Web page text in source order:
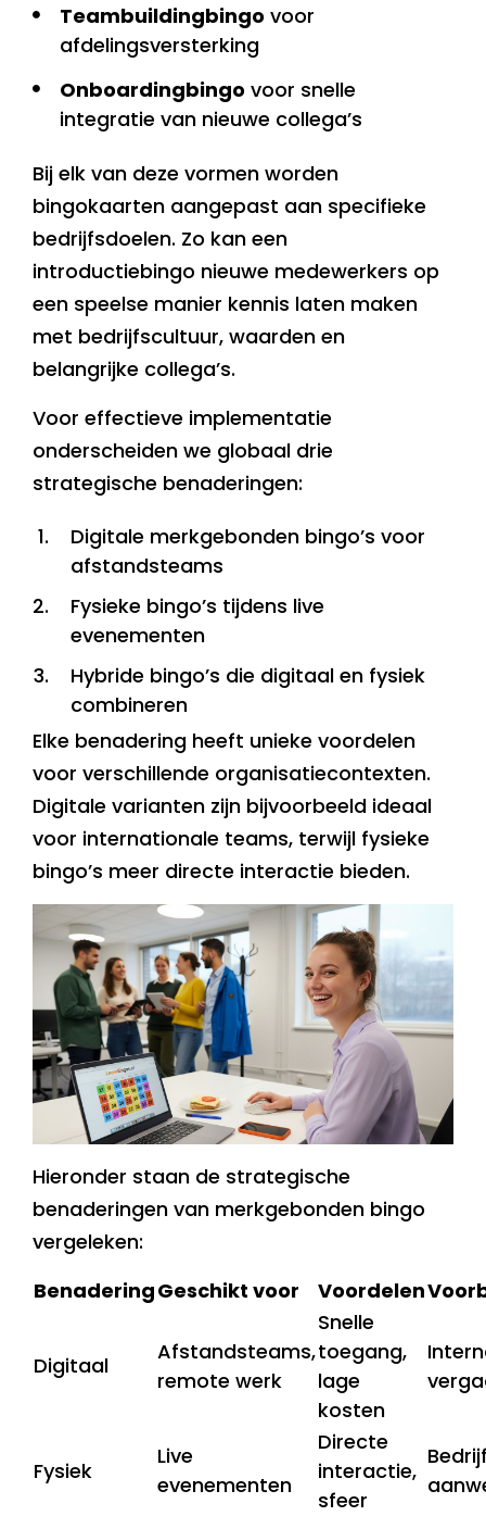
Teambuildingbingo voor
afdelingsversterking
Onboardingbingo voor snelle
integratie van nieuwe collega’s
Bij elk van deze vormen worden
bingokaarten aangepast aan specifieke
bedrijfsdoelen. Zo kan een
introductiebingo nieuwe medewerkers op
een speelse manier kennis laten maken
met bedrijfscultuur, waarden en
belangrijke collega’s.
Voor effectieve implementatie
onderscheiden we globaal drie
strategische benaderingen:
Digitale merkgebonden bingo’s voor
afstandsteams
Fysieke bingo’s tijdens live
evenementen
Hybride bingo’s die digitaal en fysiek
combineren
Elke benadering heeft unieke voordelen
voor verschillende organisatiecontexten.
Digitale varianten zijn bijvoorbeeld ideaal
voor internationale teams, terwijl fysieke
bingo’s meer directe interactie bieden.
Hieronder staan de strategische
benaderingen van merkgebonden bingo
vergeleken:
BenaderingGeschikt voor Voordelen
Digitaal
Afstandsteams,
remote werk
Snelle
toegang,
lage
kosten
Fysiek
Live
evenementen
Directe
interactie,
sfeer